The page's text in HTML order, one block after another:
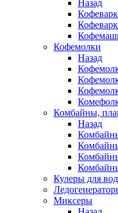
Назад
Кофемолки
Назад
Комбайны,
Назад
Кулеры для
Миксеры